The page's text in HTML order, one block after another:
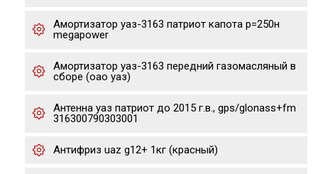
Амортизатор уаз-3163 патриот капота р=250н
megapower
Амортизатор уаз-3163 передний газомасляный в
сборе (оао уаз)
Антенна уаз патриот до 2015 г.в., gps/glonass+fm
316300790303001
Антифриз uaz g12+ 1кг (красный)